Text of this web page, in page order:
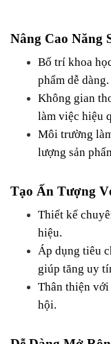
Nâng Cao Năng
Bố trí khoa
phẩm dễ dàng.
Không gian
làm việc hiệu
Môi trường
lượng sản
Tạo Ấn Tượng
Thiết kế
hiệu.
Áp dụng tiêu
giúp tăng uy
Thân thiện
hội.